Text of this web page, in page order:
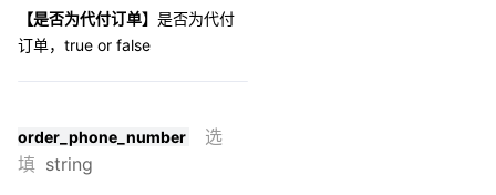
【是否为代付订单】 是否为代付
订单，true or false
order_phone_number
选
填 string